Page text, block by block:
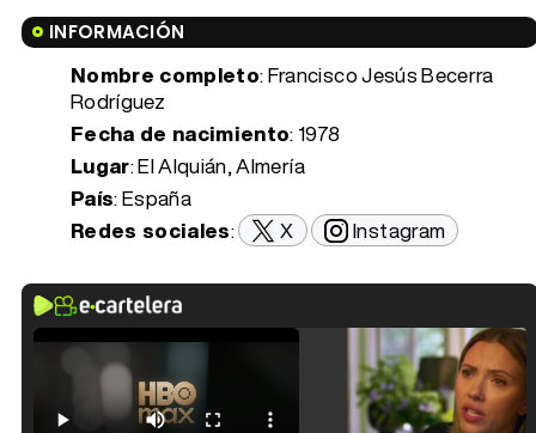
INFORMACIÓN
Nombre completo: Francisco Jesús Becerra
Rodríguez
Fecha de nacimiento: 1978
Lugar: El Alquián, Almería
País: España
Redes sociales: X Instagram